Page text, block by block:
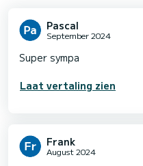
Pascal
September 2024
Super sympa
Laat vertaling zien
Frank
August 2024